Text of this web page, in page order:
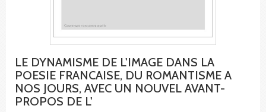
LE DYNAMISME DE L'IMAGE DANS LA
POESIE FRANCAISE, DU ROMANTISME A
NOS JOURS, AVEC UN NOUVEL AVANT-
PROPOS DE L'